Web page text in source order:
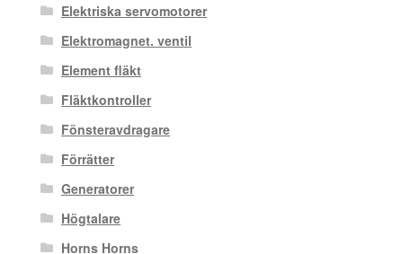
Elektriska servomotorer
Elektromagnet. ventil
Element fläkt
Fläktkontroller
Fönsteravdragare
Förrätter
Generatorer
Högtalare
Horns Horns